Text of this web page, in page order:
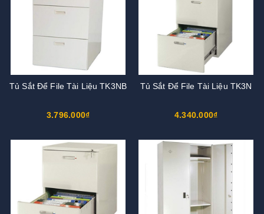
Tủ Sắt Để File Tài Liệu TK3NB
3.796.000₫
Tủ Sắt Để File Tài Liệu TK3N
4.340.000₫